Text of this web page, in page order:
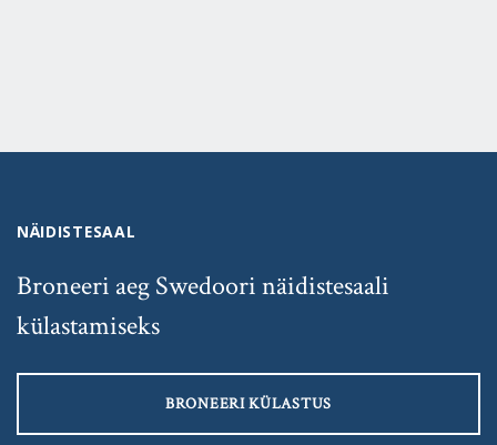
NÄIDISTESAAL
Broneeri aeg Swedoori näidistesaali
külastamiseks
BRONEERI KÜLASTUS